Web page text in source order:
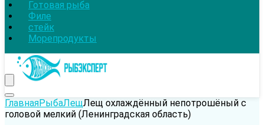
Готовая рыба
Филе
стейк
Морепродукты
ГлавнаяРыбаЛещЛещ охлаждённый непотрошёный с
головой мелкий (Ленинградская область)